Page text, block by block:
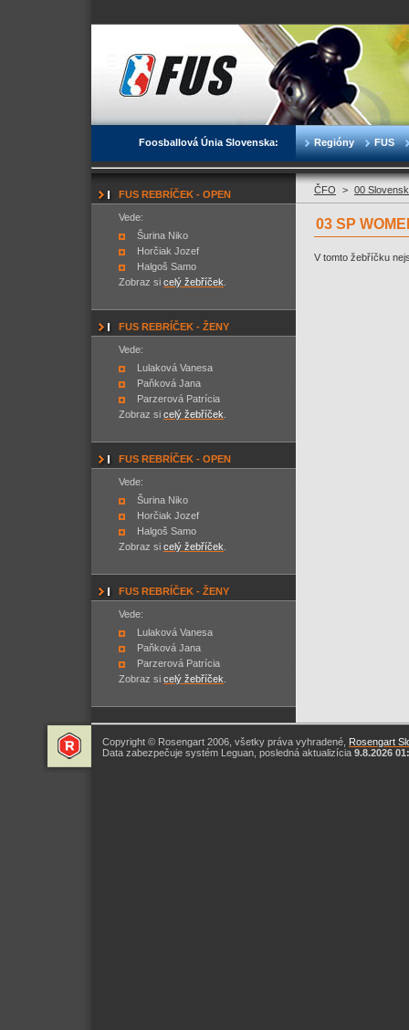
Foosballová Únia Slovenska: Regióny FUS
FUS REBRÍČEK - OPEN
Vede:
Šurina Niko
Horčiak Jozef
Halgoš Samo
Zobraz si celý žebříček
FUS REBRÍČEK - ŽENY
Vede:
Lulaková Vanesa
Paňková Jana
Parzerová Patrícia
Zobraz si celý žebříček
FUS REBRÍČEK - OPEN
Vede:
Šurina Niko
Horčiak Jozef
Halgoš Samo
Zobraz si celý žebříček
FUS REBRÍČEK - ŽENY
Vede:
Lulaková Vanesa
Paňková Jana
Parzerová Patrícia
Zobraz si celý žebříček
ČFO > 00
03 SP
V tomto žebříčku
Copyright © Rosengart 2006, všetky práva vyhradené, Rosengart
Data zabezpečuje systém Leguan, posledná aktualizícia 9.8.2026